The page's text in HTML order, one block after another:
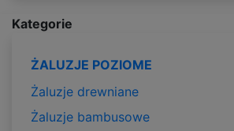
Kategorie
ŻALUZJE POZIOME
Żaluzje drewniane
Żaluzje bambusowe